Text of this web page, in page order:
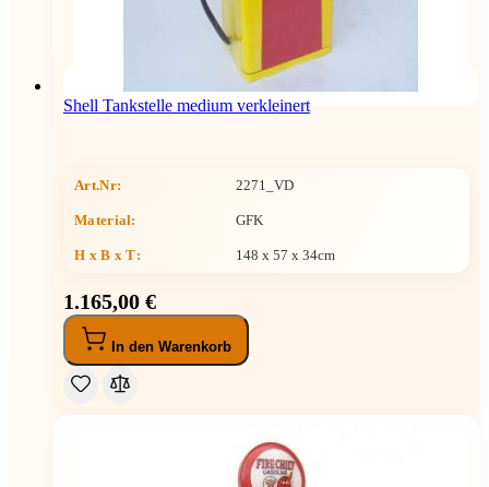
Shell Tankstelle medium verkleinert
Art.Nr: 2271_VD
Material: GFK
H x B x T: 148 x 57 x 34cm
1.165,00 €
In den Warenkorb